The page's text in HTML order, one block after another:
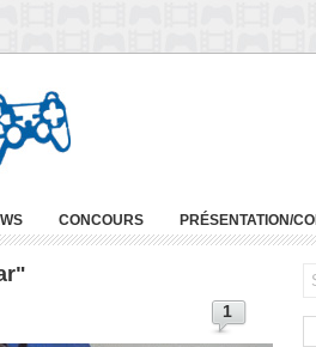
CONCOURS PRÉSENTATION/
1